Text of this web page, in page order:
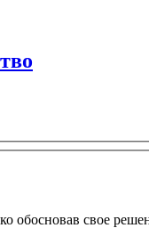
обосновав свое